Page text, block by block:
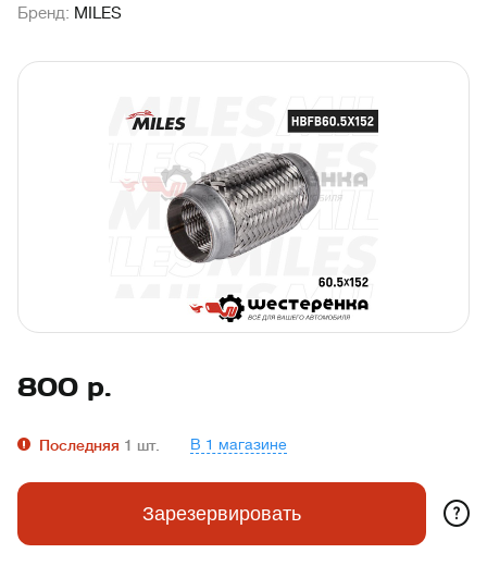
Бренд: MILES
800 р.
Последняя 1 шт. В 1 магазине
Зарезервировать ?